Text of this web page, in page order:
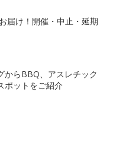
届け！開催・中止・延期
からBBQ、アスレチック
ポットをご紹介